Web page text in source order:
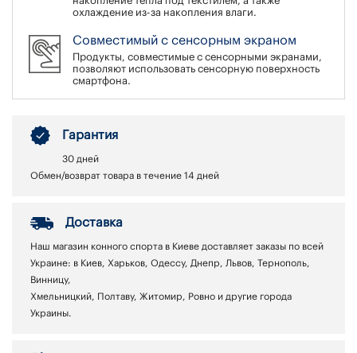
охлаждение из-за накопления влаги.
Совместимый с сенсорным экраном
Продукты, совместимые с сенсорными экранами,
позволяют использовать сенсорную поверхность
смартфона.
Гарантия
30 дней
Обмен/возврат товара в течение 14 дней
Доставка
Наш магазин конного спорта в Киеве доставляет заказы по всей
Украине: в Киев, Харьков, Одессу, Днепр, Львов, Тернополь,
Винницу,
Хмельницкий, Полтаву, Житомир, Ровно и другие города
Украины.